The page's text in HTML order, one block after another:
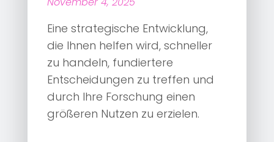
Eine strategische Entwicklung,
die Ihnen helfen wird, schneller
zu handeln, fundiertere
Entscheidungen zu treffen und
durch Ihre Forschung einen
größeren Nutzen zu erzielen.